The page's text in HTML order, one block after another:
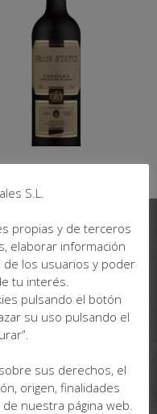
S.L.
propias y de terceros
elaborar información
de los usuarios y poder
tu interés.
pulsando el botón
su uso pulsando el
sus derechos, el
origen, finalidades
de nuestra página web.